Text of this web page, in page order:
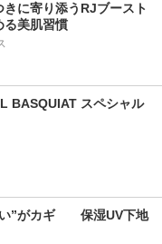
に寄り添うRJブースト
る美肌習慣
BASQUIAT スペシャル
”がカギ　　保湿UV下地